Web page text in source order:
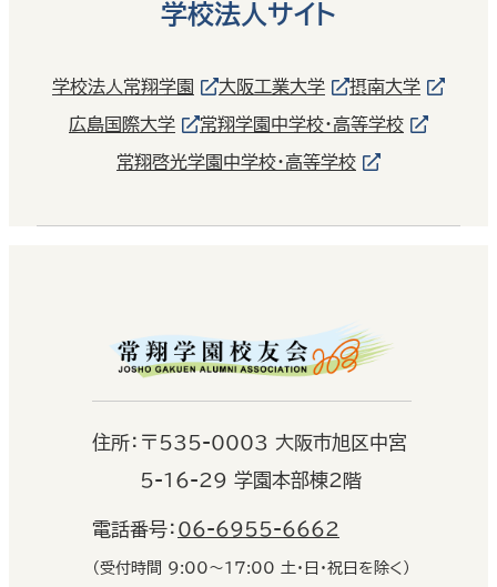
学校法人サイト
学校法人常翔学園 大阪工業大学 摂南大学
広島国際大学 常翔学園中学校・高等学校
常翔啓光学園中学校・高等学校
住所： 〒535-0003 大阪市旭区中宮
5-16-29 学園本部棟2階
電話番号： 06-6955-6662
（受付時間 9:00〜17:00 土・日・祝日を除く）